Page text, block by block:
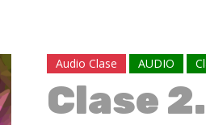
Audio Clase AUDIO
Clase